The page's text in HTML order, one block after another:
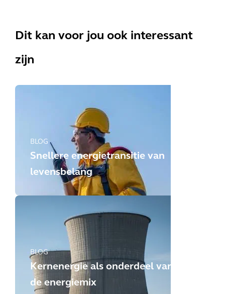
Dit kan voor jou ook interessant
zijn
BLOG
Snellere energietransitie van
levensbelang
BLOG
Kernenergie als onderdeel van
de energiemix